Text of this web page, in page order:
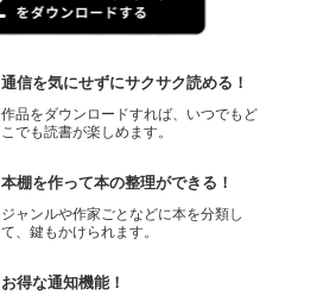
通信を気にせずにサクサク読める！
作品をダウンロードすれば、いつでもど
こでも読書が楽しめます。
本棚を作って本の整理ができる！
ジャンルや作家ごとなどに本を分類し
て、鍵もかけられます。
お得な通知機能！